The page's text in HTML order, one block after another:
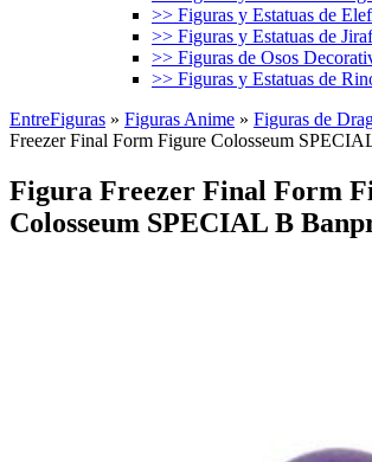
>> Figuras y Estatuas de
>> Figuras y Estatuas de
>> Figuras de Osos
>> Figuras y Estatuas de
EntreFiguras » Figuras Anime » Figuras de
Freezer Final Form Figure Colosseum
Figura Freezer Final Form
Colosseum SPECIAL B